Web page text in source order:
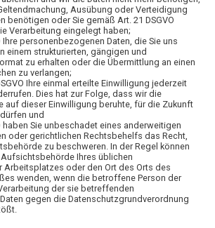
Ausübung oder Verteidigung
benötigen oder Sie gemäß Art. 21 DSGVO
Verarbeitung eingelegt haben;
Ihre personenbezogenen Daten, die Sie uns
einem strukturierten, gängigen und
zu erhalten oder die Übermittlung an einen
zu verlangen;
Ihre einmal erteilte Einwilligung jederzeit
Dies hat zur Folge, dass wir die
auf dieser Einwilligung beruhte, für die Zukunft
und
haben Sie unbeschadet eines anderweitigen
oder gerichtlichen Rechtsbehelfs das Recht,
zu beschweren. In der Regel können
Ihres üblichen
oder den Ort des Orts des
wenden, wenn die betroffene Person der
der sie betreffenden
gegen die Datenschutzgrundverordnung